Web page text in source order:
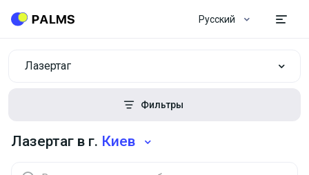
Русский
Лазертаг
Фильтры
Лазертаг в г. Киев